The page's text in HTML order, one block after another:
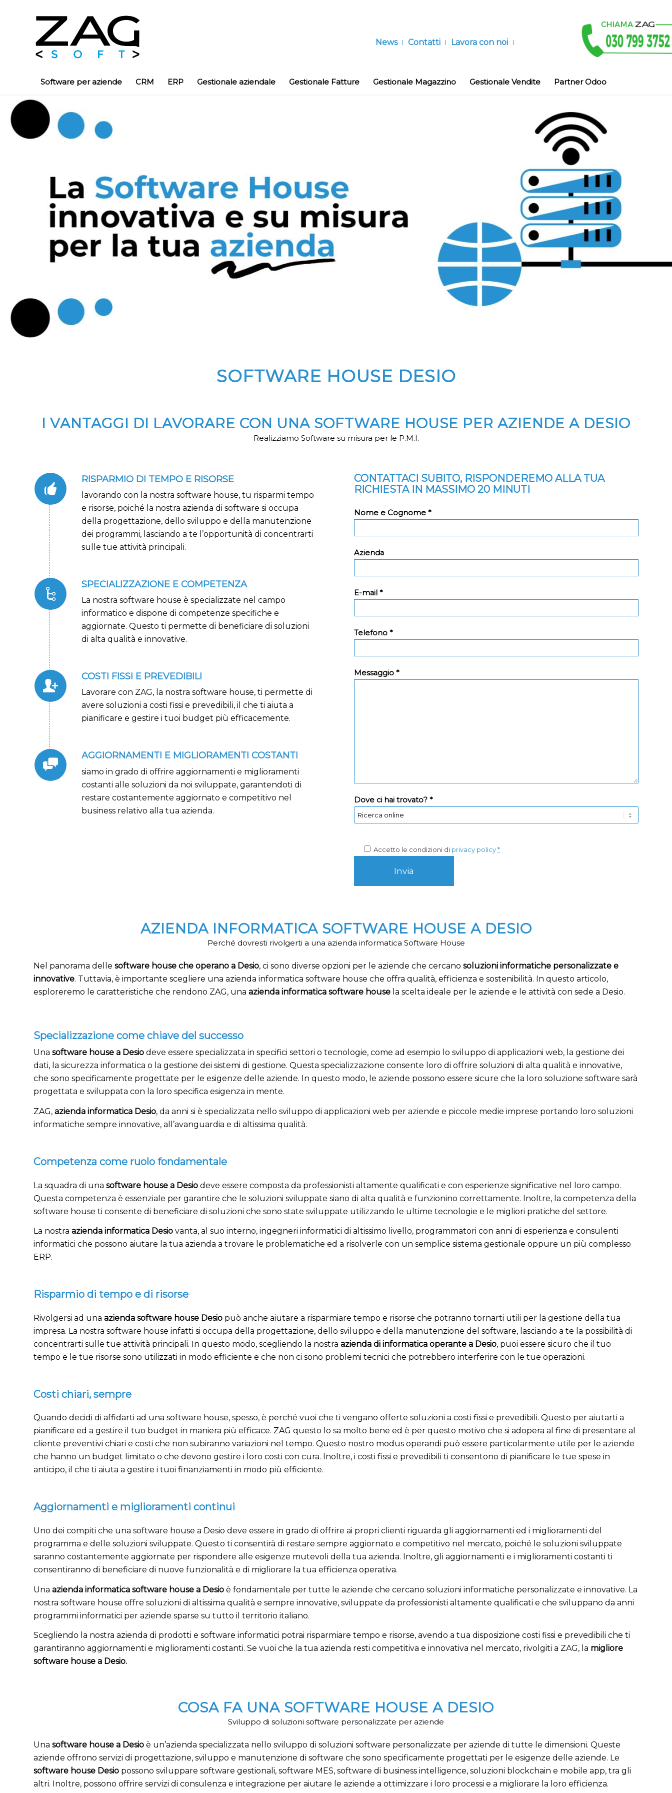
News Contatti Lavora con noi
Software per aziende CRM ERP Gestionale aziendale Gestionale Fatture Gestionale Magazzino Gestionale Vendite Partner Odoo
SOFTWARE HOUSE DESIO
I VANTAGGI DI LAVORARE CON UNA SOFTWARE HOUSE PER AZIENDE A DESIO
Realizziamo Software su misura per le P.M.I.
RISPARMIO DI TEMPO E RISORSE
lavorando con la nostra software house, tu risparmi tempo
e risorse, poiché la nostra azienda di software si occupa
della progettazione, dello sviluppo e della manutenzione
dei programmi, lasciando a te l’opportunità di concentrarti
sulle tue attività principali.
SPECIALIZZAZIONE E COMPETENZA
La nostra software house è specializzate nel campo
informatico e dispone di competenze specifiche e
aggiornate. Questo ti permette di beneficiare di soluzioni
di alta qualità e innovative.
COSTI FISSI E PREVEDIBILI
Lavorare con ZAG, la nostra software house, ti permette di
avere soluzioni a costi fissi e prevedibili, il che ti aiuta a
pianificare e gestire i tuoi budget più efficacemente.
AGGIORNAMENTI E MIGLIORAMENTI COSTANTI
siamo in grado di offrire aggiornamenti e miglioramenti
costanti alle soluzioni da noi sviluppate, garantendoti di
restare costantemente aggiornato e competitivo nel
business relativo alla tua azienda.
CONTATTACI SUBITO, RISPONDEREMO ALLA TUA
RICHIESTA IN MASSIMO 20 MINUTI
Nome e Cognome *
Azienda
E-mail *
Telefono *
Messaggio *
Dove ci hai trovato? *
Accetto le condizioni di privacy policy *
AZIENDA INFORMATICA SOFTWARE HOUSE A DESIO
Perché dovresti rivolgerti a una azienda informatica Software House
Nel panorama delle software house che operano a Desio, ci sono diverse opzioni per le aziende che cercano soluzioni informatiche personalizzate e
innovative. Tuttavia, è importante scegliere una azienda informatica software house che offra qualità, efficienza e sostenibilità. In questo articolo,
esploreremo le caratteristiche che rendono ZAG, una azienda informatica software house la scelta ideale per le aziende e le attività con sede a Desio.
Specializzazione come chiave del successo
Una software house a Desio deve essere specializzata in specifici settori o tecnologie, come ad esempio lo sviluppo di applicazioni web, la gestione dei
dati, la sicurezza informatica o la gestione dei sistemi di gestione. Questa specializzazione consente loro di offrire soluzioni di alta qualità e innovative,
che sono specificamente progettate per le esigenze delle aziende. In questo modo, le aziende possono essere sicure che la loro soluzione software sarà
progettata e sviluppata con la loro specifica esigenza in mente.
ZAG, azienda informatica Desio, da anni si è specializzata nello sviluppo di applicazioni web per aziende e piccole medie imprese portando loro soluzioni
informatiche sempre innovative, all’avanguardia e di altissima qualità.
Competenza come ruolo fondamentale
La squadra di una software house a Desio deve essere composta da professionisti altamente qualificati e con esperienze significative nel loro campo.
Questa competenza è essenziale per garantire che le soluzioni sviluppate siano di alta qualità e funzionino correttamente. Inoltre, la competenza della
software house ti consente di beneficiare di soluzioni che sono state sviluppate utilizzando le ultime tecnologie e le migliori pratiche del settore.
La nostra azienda informatica Desio vanta, al suo interno, ingegneri informatici di altissimo livello, programmatori con anni di esperienza e consulenti
informatici che possono aiutare la tua azienda a trovare le problematiche ed a risolverle con un semplice sistema gestionale oppure un più complesso
ERP.
Risparmio di tempo e di risorse
Rivolgersi ad una azienda software house Desio può anche aiutare a risparmiare tempo e risorse che potranno tornarti utili per la gestione della tua
impresa. La nostra software house infatti si occupa della progettazione, dello sviluppo e della manutenzione del software, lasciando a te la possibilità di
concentrarti sulle tue attività principali. In questo modo, scegliendo la nostra azienda di informatica operante a Desio, puoi essere sicuro che il tuo
tempo e le tue risorse sono utilizzati in modo efficiente e che non ci sono problemi tecnici che potrebbero interferire con le tue operazioni.
Costi chiari, sempre
Quando decidi di affidarti ad una software house, spesso, è perché vuoi che ti vengano offerte soluzioni a costi fissi e prevedibili. Questo per aiutarti a
pianificare ed a gestire il tuo budget in maniera più efficace. ZAG questo lo sa molto bene ed è per questo motivo che si adopera al fine di presentare al
cliente preventivi chiari e costi che non subiranno variazioni nel tempo. Questo nostro modus operandi può essere particolarmente utile per le aziende
che hanno un budget limitato o che devono gestire i loro costi con cura. Inoltre, i costi fissi e prevedibili ti consentono di pianificare le tue spese in
anticipo, il che ti aiuta a gestire i tuoi finanziamenti in modo più efficiente.
Aggiornamenti e miglioramenti continui
Uno dei compiti che una software house a Desio deve essere in grado di offrire ai propri clienti riguarda gli aggiornamenti ed i miglioramenti del
programma e delle soluzioni sviluppate. Questo ti consentirà di restare sempre aggiornato e competitivo nel mercato, poiché le soluzioni sviluppate
saranno costantemente aggiornate per rispondere alle esigenze mutevoli della tua azienda. Inoltre, gli aggiornamenti e i miglioramenti costanti ti
consentiranno di beneficiare di nuove funzionalità e di migliorare la tua efficienza operativa.
Una azienda informatica software house a Desio è fondamentale per tutte le aziende che cercano soluzioni informatiche personalizzate e innovative. La
nostra software house offre soluzioni di altissima qualità e sempre innovative, sviluppate da professionisti altamente qualificati e che sviluppano da anni
programmi informatici per aziende sparse su tutto il territorio italiano.
Scegliendo la nostra azienda di prodotti e software informatici potrai risparmiare tempo e risorse, avendo a tua disposizione costi fissi e prevedibili che ti
garantiranno aggiornamenti e miglioramenti costanti. Se vuoi che la tua azienda resti competitiva e innovativa nel mercato, rivolgiti a ZAG, la migliore
software house a Desio.
COSA FA UNA SOFTWARE HOUSE A DESIO
Sviluppo di soluzioni software personalizzate per aziende
Una software house a Desio è un’azienda specializzata nello sviluppo di soluzioni software personalizzate per aziende di tutte le dimensioni. Queste
aziende offrono servizi di progettazione, sviluppo e manutenzione di software che sono specificamente progettati per le esigenze delle aziende. Le
software house Desio possono sviluppare software gestionali, software MES, software di business intelligence, soluzioni blockchain e mobile app, tra gli
altri. Inoltre, possono offrire servizi di consulenza e integrazione per aiutare le aziende a ottimizzare i loro processi e a migliorare la loro efficienza.